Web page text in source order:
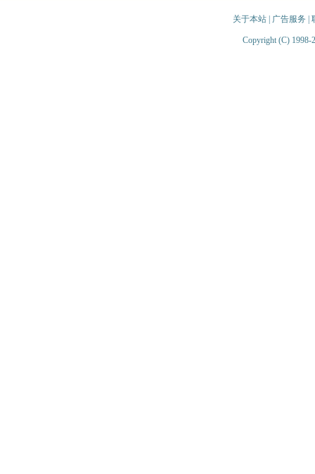
关于本站| 广告服务
Copyright (C) 1998-